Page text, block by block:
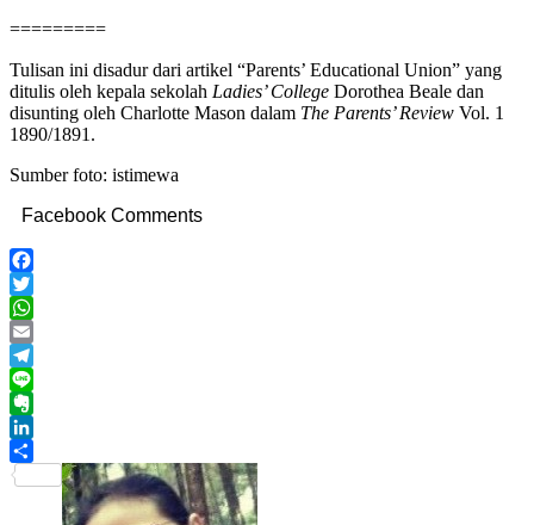
=========
Tulisan ini disadur dari artikel “Parents’ Educational Union” yang
ditulis oleh kepala sekolah Ladies’ College Dorothea Beale dan
disunting oleh Charlotte Mason dalam The Parents’ Review Vol. 1
1890/1891.
Sumber foto: istimewa
Facebook Comments
Facebook
Twitter
WhatsApp
Email
Telegram
Line
Evernote
LinkedIn
Share